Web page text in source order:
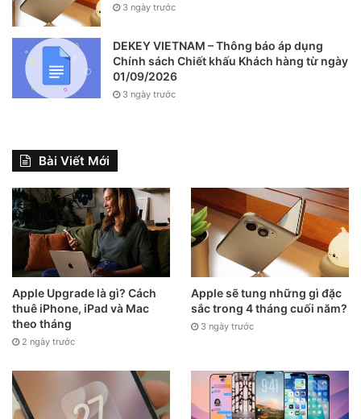
3 ngày trước
DEKEY VIETNAM – Thông báo áp dụng
Chính sách Chiết khấu Khách hàng từ ngày
01/09/2026
3 ngày trước
Bài Viết Mới
Apple Upgrade là gì? Cách
thuê iPhone, iPad và Mac
theo tháng
2 ngày trước
Apple sẽ tung những gì đặc
sắc trong 4 tháng cuối năm?
3 ngày trước